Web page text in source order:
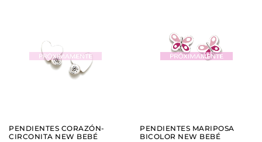
VER AÑADIR
PENDIENTES CORAZÓN-
CIRCONITA NEW BEBÉ
VER AÑADIR
PENDIENTES MARIPOSA
BICOLOR NEW BEBÉ